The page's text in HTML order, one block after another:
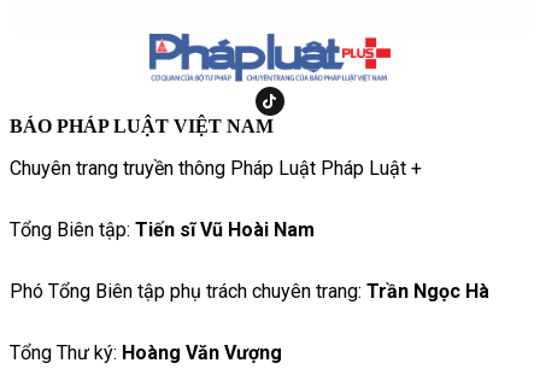
BÁO PHÁP LUẬT VIỆT NAM
Chuyên trang truyền thông Pháp Luật Pháp Luật +
Tổng Biên tập: Tiến sĩ Vũ Hoài Nam
Phó Tổng Biên tập phụ trách chuyên trang: Trần Ngọc Hà
Tổng Thư ký: Hoàng Văn Vượng